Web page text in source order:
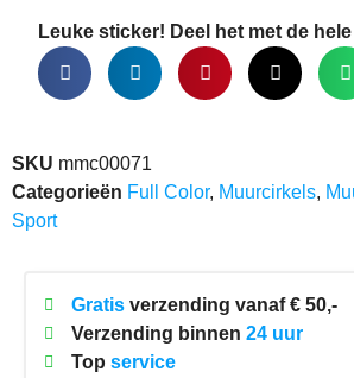
Leuke sticker! Deel het met de
SKU mmc00071
Categorieën Full Color, Muurcirkels,
Sport
Gratisverzending vanaf € 50,-
Verzending binnen 24 uur
Top service